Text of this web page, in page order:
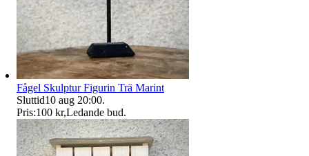
Fågel Skulptur Figurin Trä Marint
Sluttid10 aug 20:00.
Pris:100 kr,Ledande bud.